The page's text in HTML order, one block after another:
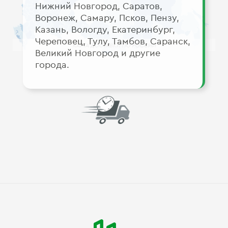
карта доставки по России
Нижний Новгород, Саратов,
Воронеж, Самару, Псков, Пензу,
Казань, Вологду, Екатеринбург,
Череповец, Тулу, Тамбов, Саранск,
Великий Новгород и другие
города.